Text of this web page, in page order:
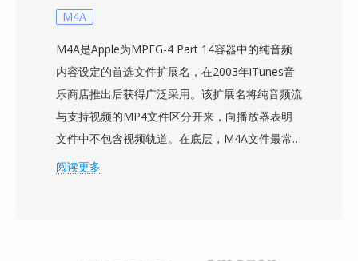
著更少的存储空间和带宽实现高保真音频。其次，
道，从语音通话到环绕声均可胜任。第三，Apple
等行业巨头的广泛采用确保了几乎所有现代设备、
浏览器和媒体播放器都能原生处理AAC内容，无需
额外插件。
M4A
M4A是Apple为MPEG-4 Part 14容器中的纯音频
内容设定的首选文件扩展名，在2003年iTunes音
乐商店推出后获得广泛采用。该扩展名将纯音频流
与支持视频的MP4文件区分开来，向播放器表明
文件中不包含视频轨道。在底层，M4A文件最常
封装AAC-LC（Advanced Audio Coding, Low
阅读更多